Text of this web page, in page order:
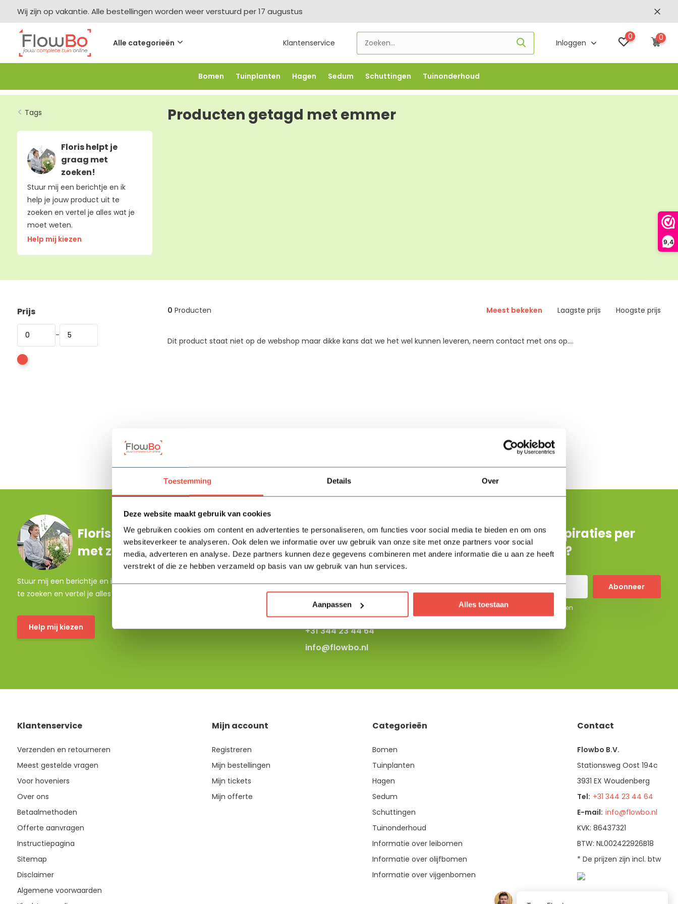
Toestemming Details Over
Deze website maakt gebruik van cookies
We gebruiken cookies om content en advertenties te personaliseren, om functies voor social media te bieden en om ons
websiteverkeer te analyseren. Ook delen we informatie over uw gebruik van onze site met onze partners voor social
media, adverteren en analyse. Deze partners kunnen deze gegevens combineren met andere informatie die u aan ze heeft
verstrekt of die ze hebben verzameld op basis van uw gebruik van hun services.
Aanpassen Alles toestaan
9,4
Wij zijn op vakantie. Alle bestellingen worden weer verstuurd per 17 augustus
Alle categorieën Klantenservice Inloggen
0 0
Bomen Tuinplanten Hagen Sedum Schuttingen Tuinonderhoud
-2,5% vanaf €250 -FLOWBO250 -5% vanaf €500 -FLOWBO500 -7,5% vanaf €1000 -
Tags
Floris helpt je
graag met
zoeken!
Stuur mij een berichtje en ik
help je jouw product uit te
zoeken en vertel je alles wat je
moet weten.
Help mij kiezen
Producten getagd met emmer
Prijs
-
0 Producten Meest bekeken Laagste prijs Hoogste prijs
Dit product staat niet op de webshop maar dikke kans dat we het wel kunnen leveren, neem contact met ons op....
Floris helpt je graag
met zoeken!
Stuur mij een berichtje en ik help je jouw product uit
te zoeken en vertel je alles wat je moet weten.
Help mij kiezen
Neem contact op
Onze tuinspecialisten zitten klaar
voor al je vragen.
Maandag t/m vrijdag
08:30 tot 17:00 uur
+31 344 23 44 64
info@flowbo.nl
De beste tuininspiraties per
mail ontvangen?
Abonneer
* Lees hier de wettelijke beperkingen
Klantenservice
Verzenden en retourneren
Meest gestelde vragen
Voor hoveniers
Over ons
Betaalmethoden
Offerte aanvragen
Instructiepagina
Sitemap
Disclaimer
Algemene voorwaarden
Mijn account
Registreren
Mijn bestellingen
Mijn tickets
Mijn offerte
Categorieën
Bomen
Tuinplanten
Hagen
Sedum
Schuttingen
Tuinonderhoud
Informatie over leibomen
Informatie over olijfbomen
Informatie over vijgenbomen
Contact
Flowbo B.V.
Stationsweg Oost 194c
3931 EX Woudenberg
Tel: +31 344 23 44 64
E-mail: info@flowbo.nl
KVK: 86437321
BTW: NL002422926B18
* De prijzen zijn incl. btw